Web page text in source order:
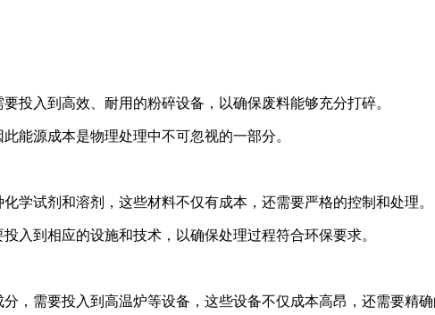
投入到高效、耐用的粉碎设备，以确保废料能够充分打碎。
能源成本是物理处理中不可忽视的一部分。
学试剂和溶剂，这些材料不仅有成本，还需要严格的控制和处理。
入到相应的设施和技术，以确保处理过程符合环保要求。
，需要投入到高温炉等设备，这些设备不仅成本高昂，还需要精确